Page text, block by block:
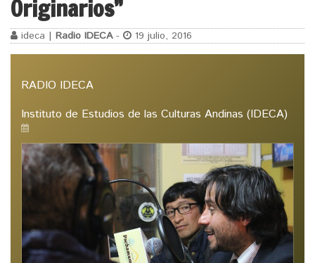
Originarios”
ideca | Radio IDECA- 19 julio, 2016
RADIO IDECA
Instituto de Estudios de las Culturas Andinas (IDECA)